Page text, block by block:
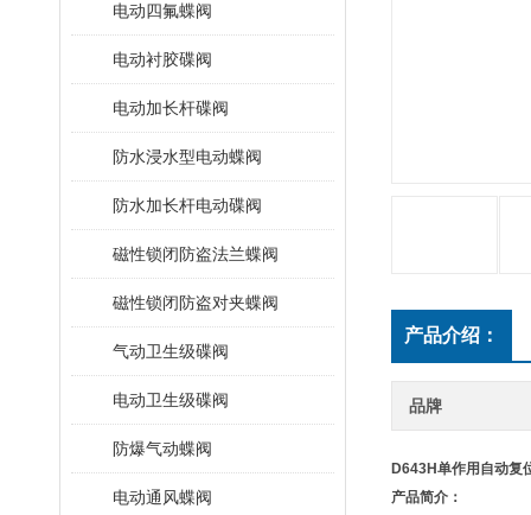
电动四氟蝶阀
电动衬胶碟阀
电动加长杆碟阀
防水浸水型电动蝶阀
防水加长杆电动碟阀
磁性锁闭防盗法兰蝶阀
磁性锁闭防盗对夹蝶阀
气动卫生级碟阀
电动卫生级碟阀
防爆气动蝶阀
电动通风蝶阀
产品介绍：
品牌
D643H单作用自动复
产品简介：